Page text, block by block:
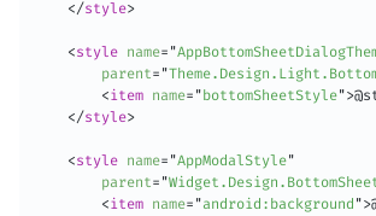
</style>
<style name= "
parent= "
<item name= " bottomSheetStyle">
</style>
<style name= "AppModalStyle"
parent= "
<item name= "android:background ">